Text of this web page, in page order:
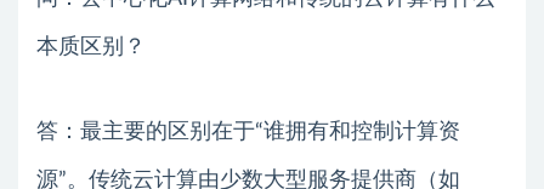
本质区别？
答：最主要的区别在于“谁拥有和控制计算资
源”。传统云计算由少数大型服务提供商（如